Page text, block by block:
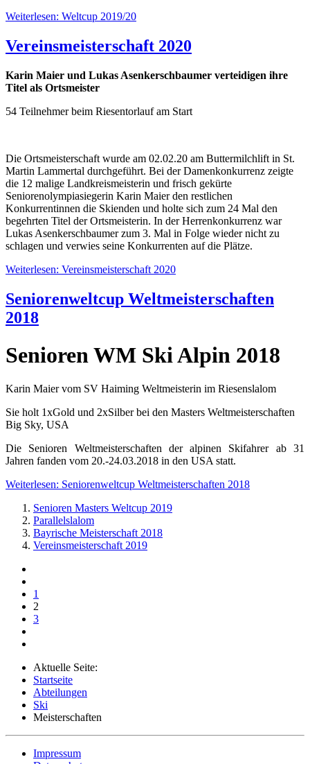
Weiterlesen: Weltcup 2019/20
Vereinsmeisterschaft 2020
Karin Maier und Lukas Asenkerschbaumer verteidigen ihre
Titel als Ortsmeister
54 Teilnehmer beim Riesentorlauf am Start
Die Ortsmeisterschaft wurde am 02.02.20 am Buttermilchlift in St.
Martin Lammertal durchgeführt. Bei der Damenkonkurrenz zeigte
die 12 malige Landkreismeisterin und frisch gekürte
Seniorenolympiasiegerin Karin Maier den restlichen
Konkurrentinnen die Skienden und holte sich zum 24 Mal den
begehrten Titel der Ortsmeisterin. In der Herrenkonkurrenz war
Lukas Asenkerschbaumer zum 3. Mal in Folge wieder nicht zu
schlagen und verwies seine Konkurrenten auf die Plätze.
Weiterlesen: Vereinsmeisterschaft 2020
Seniorenweltcup Weltmeisterschaften
2018
Senioren WM Ski Alpin 2018
Karin Maier vom SV Haiming Weltmeisterin im Riesenslalom
Sie holt 1xGold und 2xSilber bei den Masters Weltmeisterschaften
Big Sky, USA
Die Senioren Weltmeisterschaften der alpinen Skifahrer ab 31
Jahren fanden vom 20.-24.03.2018 in den USA statt.
Weiterlesen: Seniorenweltcup Weltmeisterschaften 2018
Senioren Masters Weltcup 2019
Parallelslalom
Bayrische Meisterschaft 2018
Vereinsmeisterschaft 2019
1
2
3
Aktuelle Seite:
Startseite
Abteilungen
Ski
Meisterschaften
Impressum